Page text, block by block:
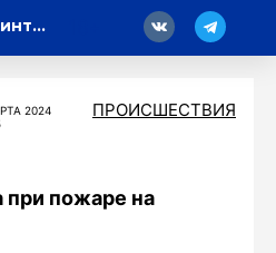
Следователи заинтересовались падением школьника с перил в школе в Петербурге
2024
ПРОИСШЕСТВИЯ
пожаре на